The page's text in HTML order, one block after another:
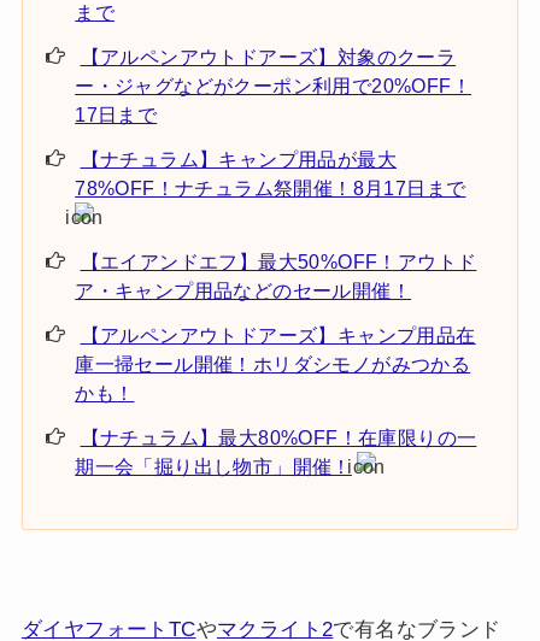
まで
【アルペンアウトドアーズ】対象のクーラ
ー・ジャグなどがクーポン利用で20%OFF！
17日まで
【ナチュラム】キャンプ用品が最大
78%OFF！ナチュラム祭開催！8月17日まで
【エイアンドエフ】最大50%OFF！アウトド
ア・キャンプ用品などのセール開催！
【アルペンアウトドアーズ】キャンプ用品在
庫一掃セール開催！ホリダシモノがみつかる
かも！
【ナチュラム】最大80%OFF！在庫限りの一
期一会「掘り出し物市」開催！
ダイヤフォートTCやマクライト2で有名なブランド